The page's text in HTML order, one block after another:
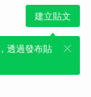
建立貼文
透過發布貼